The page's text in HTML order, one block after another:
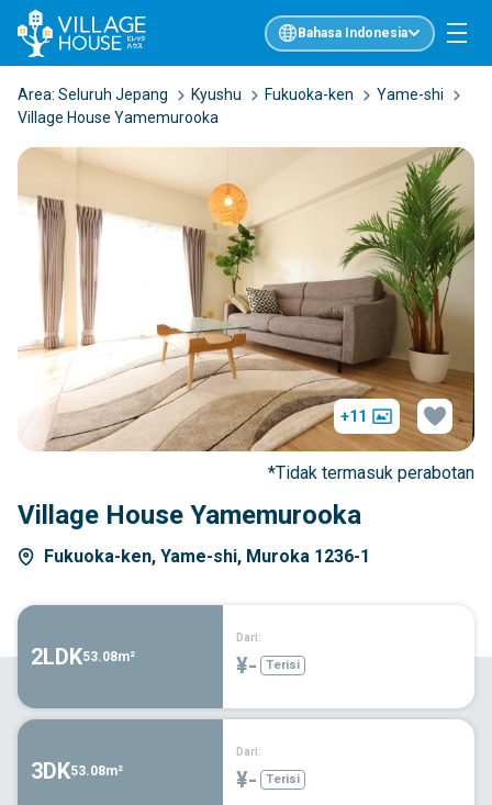
Bahasa Indonesia
Area: Seluruh Jepang Kyushu Fukuoka-ken
Yame-shi
Village House Yamemurooka
Village House Yamemurooka
Fukuoka-ken, Yame-shi, Muroka 1236-1
+11
*Tidak termasuk perabotan
2LDK53.08m²
Dari:
¥- Terisi
3DK53.08m²
Dari:
¥- Terisi